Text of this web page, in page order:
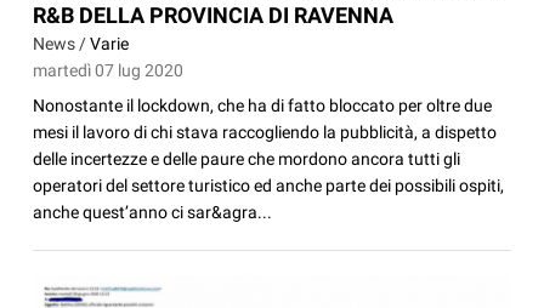
R&B DELLA PROVINCIA DI RAVENNA
News /Varie
martedì 07 lug 2020
Nonostante il lockdown, che ha di fatto bloccato per oltre due
mesi il lavoro di chi stava raccogliendo la pubblicità, a dispetto
delle incertezze e delle paure che mordono ancora tutti gli
operatori del settore turistico ed anche parte dei possibili ospiti,
anche quest’anno ci sar&agra...